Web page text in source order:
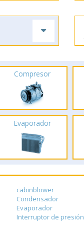
Compresor
Evaporador
cabinblower
Condensador
Evaporador
Interruptor de presión